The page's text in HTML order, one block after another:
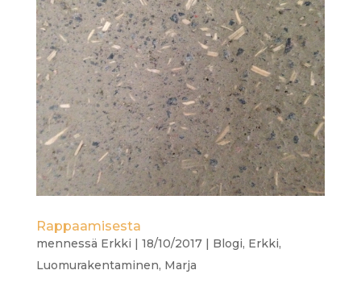
Rappaamisesta
mennessä Erkki 18/10/2017| Blogi, Erkki,
Luomurakentaminen, Marja